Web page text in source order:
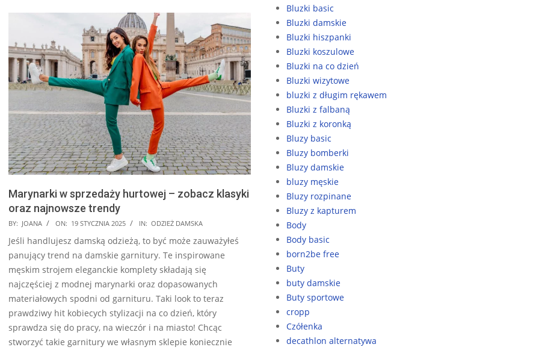
Marynarki w sprzedaży hurtowej – zobacz klasyki
oraz najnowsze trendy
2025-
01-
19
BY: JOANA ON: 19 STYCZNIA 2025 IN: ODZIEŻ DAMSKA
Jeśli handlujesz damską odzieżą, to być może zauważyłeś
panujący trend na damskie garnitury. Te inspirowane
męskim strojem eleganckie komplety składają się
najczęściej z modnej marynarki oraz dopasowanych
materiałowych spodni od garnituru. Taki look to teraz
prawdziwy hit kobiecych stylizacji na co dzień, który
sprawdza się do pracy, na wieczór i na miasto! Chcąc
stworzyć takie garnitury we własnym sklepie koniecznie
Bluzki basic
Bluzki damskie
Bluzki hiszpanki
Bluzki koszulowe
Bluzki na co dzień
Bluzki wizytowe
bluzki z długim rękawem
Bluzki z falbaną
Bluzki z koronką
Bluzy basic
Bluzy bomberki
Bluzy damskie
bluzy męskie
Bluzy rozpinane
Bluzy z kapturem
Body
Body basic
born2be free
Buty
buty damskie
Buty sportowe
cropp
Czółenka
decathlon alternatywa